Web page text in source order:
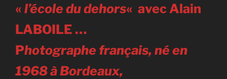
« l’école du dehors« avec Alain
LABOILE …
Photographe français, né en
1968 à Bordeaux,